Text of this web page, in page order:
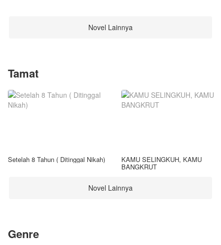
Novel Lainnya
Tamat
Setelah 8 Tahun ( Ditinggal Nikah) KAMU SELINGKUH, KAMU
BANGKRUT
Novel Lainnya
Genre